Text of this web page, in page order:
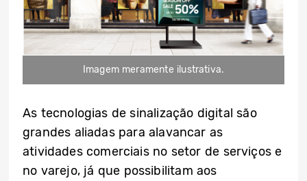
Imagem meramente ilustrativa.
As tecnologias de sinalização digital são
grandes aliadas para alavancar as
atividades comerciais no setor de serviços e
no varejo, já que possibilitam aos